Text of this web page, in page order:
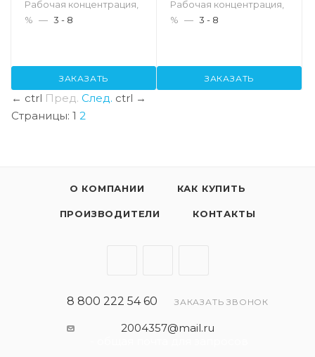
Рабочая концентрация,
% — 3 - 8
ЗАКАЗАТЬ
Рабочая концентрация,
% — 3 - 8
ЗАКАЗАТЬ
← ctrl Пред. След. ctrl →
Страницы: 1 2
О КОМПАНИИ КАК КУПИТЬ
ПРОИЗВОДИТЕЛИ КОНТАКТЫ
8 800 222 54 60 ЗАКАЗАТЬ ЗВОНОК
2004357@mail.ru